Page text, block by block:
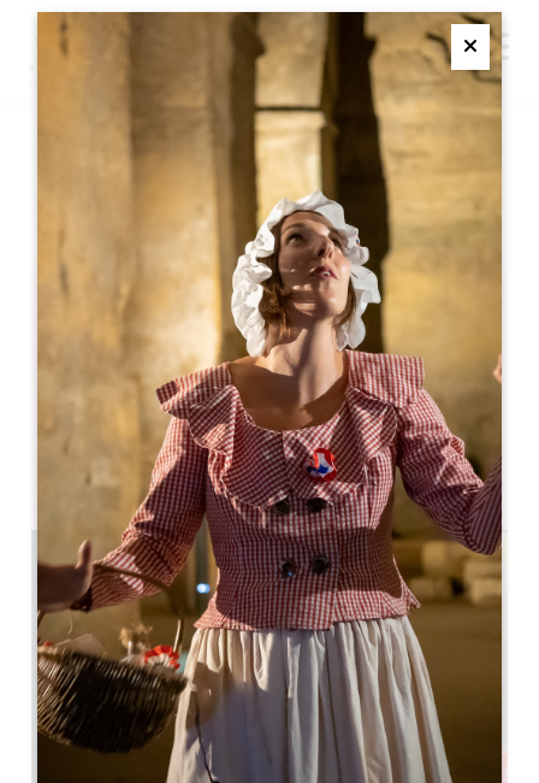
CAFÉ THÉÂTRE
SAINT-EMILION
Café théâtre
33330 Saint-Emilion
05 57 55 28 20
お問い合わせ